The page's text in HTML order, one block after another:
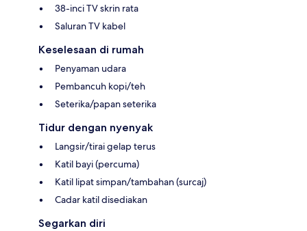
38-inci TV skrin rata
Saluran TV kabel
Keselesaan di rumah
Penyaman udara
Pembancuh kopi/teh
Seterika/papan seterika
Tidur dengan nyenyak
Langsir/tirai gelap terus
Katil bayi (percuma)
Katil lipat simpan/tambahan (surcaj)
Cadar katil disediakan
Segarkan diri